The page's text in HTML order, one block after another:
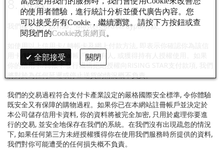
的使用者體驗，進行統計分析並優代廣告內容。您
可以接受所有Cookie，繼續瀏覽。請按下方按鈕或查
閱我們的Cookie政策網頁。
全部接受 關閉
8. 付款
我們接受客戶以Visa、MasterCard和Paypal付款。
用卡/轉帳卡或PayPal帳戶的持有人, 或獲得持有人授權使用。如果
你的信用卡/轉帳卡發行機構拒絕授權向RISING STAR支付款項, 我們
我們的交易過程符合支付卡產業設定的嚴格國際安全標準, 令你體驗
既安全又有保障的購物過程。如果你已在本網站註冊帳戶並決定於
本公司儲存信用卡資料, 你的資料將被完全加密, 只用於處理你要進
行的交易, 並安全地保存在我們的系統。在我們沒有出現疏忽的情況
下, 如果任何第三方未經授權獲得你在使用我們服務時所提供的資料,
我們對你可能遭受的任何損失概不負責。